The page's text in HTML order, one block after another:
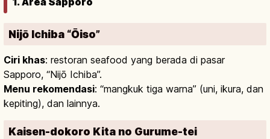
Nijō Ichiba “Ōiso”
Ciri khas: restoran seafood yang berada di pasar
Sapporo, “Nijō Ichiba”.
Menu rekomendasi: “mangkuk tiga warna” (uni, ikura, dan
kepiting), dan lainnya.
Kaisen-dokoro Kita no Gurume-tei